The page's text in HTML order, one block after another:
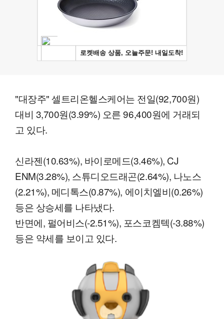
"대장주" 셀트리온헬스케어는 전일(92,700원)
대비 3,700원(3.99%) 오른 96,400원에 거래되
고 있다.
신라젠(10.63%), 바이로메드(3.46%), CJ
ENM(3.28%), 스튜디오드래곤(2.64%), 나노스
(2.21%), 메디톡스(0.87%), 에이치엘비(0.26%)
등은 상승세를 나타냈다.
반면에, 펄어비스(-2.51%), 포스코켐텍(-3.88%)
등은 약세를 보이고 있다.